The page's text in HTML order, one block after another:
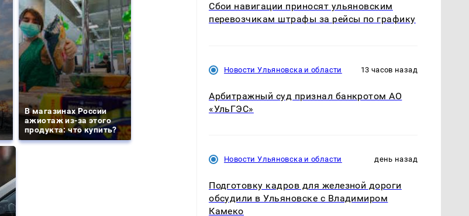
В магазинах России
ажиотаж из-за этого
продукта: что купить?
Сбои навигации приносят ульяновским
перевозчикам штрафы за рейсы по графику
Новости Ульяновска и области 13 часов назад
Арбитражный суд признал банкротом АО
«УльГЭС»
Новости Ульяновска и области день назад
Подготовку кадров для железной дороги
обсудили в Ульяновске с Владимиром
Камеко